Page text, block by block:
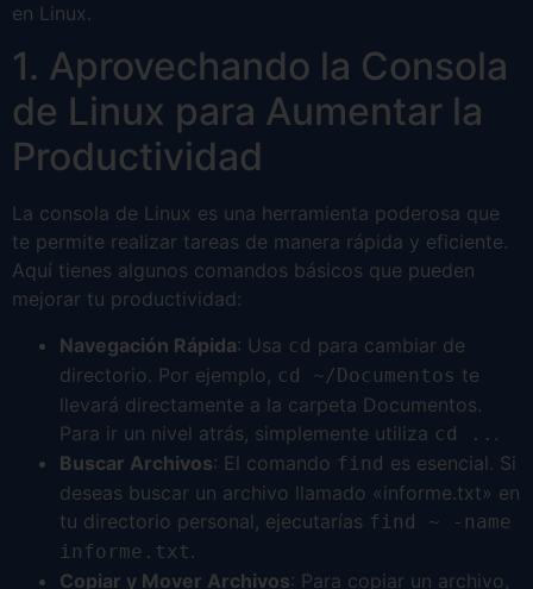
en Linux.
1. Aprovechando la Consola
de Linux para Aumentar la
Productividad
La consola de Linux es una herramienta poderosa que
te permite realizar tareas de manera rápida y eficiente.
Aquí tienes algunos comandos básicos que pueden
mejorar tu productividad:
Navegación Rápida: Usa cd para cambiar de
directorio. Por ejemplo,
cd ~/Documentos te
llevará directamente a la carpeta Documentos.
Para ir un nivel atrás, simplemente utiliza cd .. .
Buscar Archivos: El comando find es esencial. Si
deseas buscar un archivo llamado «informe.txt» en
tu directorio personal, ejecutarías find ~ -name
informe.txt .
Copiar y Mover Archivos: Para copiar un archivo,